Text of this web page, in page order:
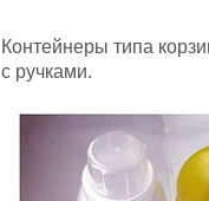
Контейнеры типа
с ручками.